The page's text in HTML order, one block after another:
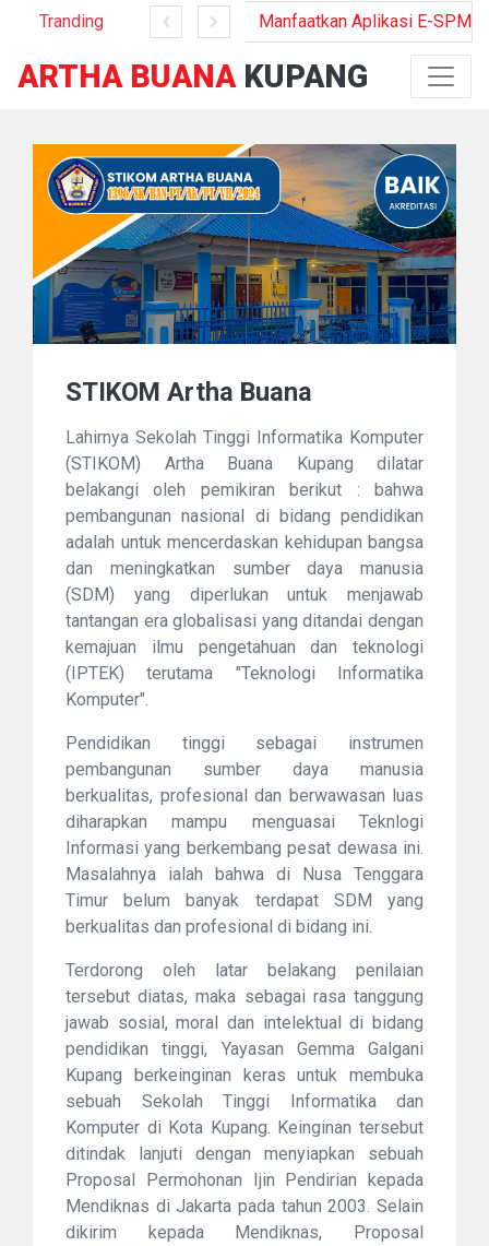
Tranding
Provinsi Nusa Tenggara Timur
Nakertrans Propinsi NTT
KIP bersama Ketua Yayasan Gemama Galgani Kupang
STIKOM Artha Buana Kupang Lepas 47 Mahasiswa
Manfaatkan Aplikasi E-SPMI-
ARTHA BUANAKUPANG
STIKOM Artha Buana
Lahirnya Sekolah Tinggi Informatika Komputer
(STIKOM) Artha Buana Kupang dilatar
belakangi oleh pemikiran berikut : bahwa
pembangunan nasional di bidang pendidikan
adalah untuk mencerdaskan kehidupan bangsa
dan meningkatkan sumber daya manusia
(SDM) yang diperlukan untuk menjawab
tantangan era globalisasi yang ditandai dengan
kemajuan ilmu pengetahuan dan teknologi
(IPTEK) terutama "Teknologi Informatika
Komputer".
Pendidikan tinggi sebagai instrumen
pembangunan sumber daya manusia
berkualitas, profesional dan berwawasan luas
diharapkan mampu menguasai Teknlogi
Informasi yang berkembang pesat dewasa ini.
Masalahnya ialah bahwa di Nusa Tenggara
Timur belum banyak terdapat SDM yang
berkualitas dan profesional di bidang ini.
Terdorong oleh latar belakang penilaian
tersebut diatas, maka sebagai rasa tanggung
jawab sosial, moral dan intelektual di bidang
pendidikan tinggi, Yayasan Gemma Galgani
Kupang berkeinginan keras untuk membuka
sebuah Sekolah Tinggi Informatika dan
Komputer di Kota Kupang. Keinginan tersebut
ditindak lanjuti dengan menyiapkan sebuah
Proposal Permohonan Ijin Pendirian kepada
Mendiknas di Jakarta pada tahun 2003. Selain
dikirim kepada Mendiknas, Proposal